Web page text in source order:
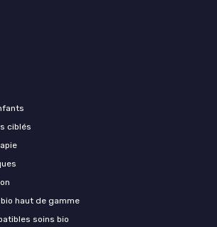
ciblés
haut de gamme
soins bio